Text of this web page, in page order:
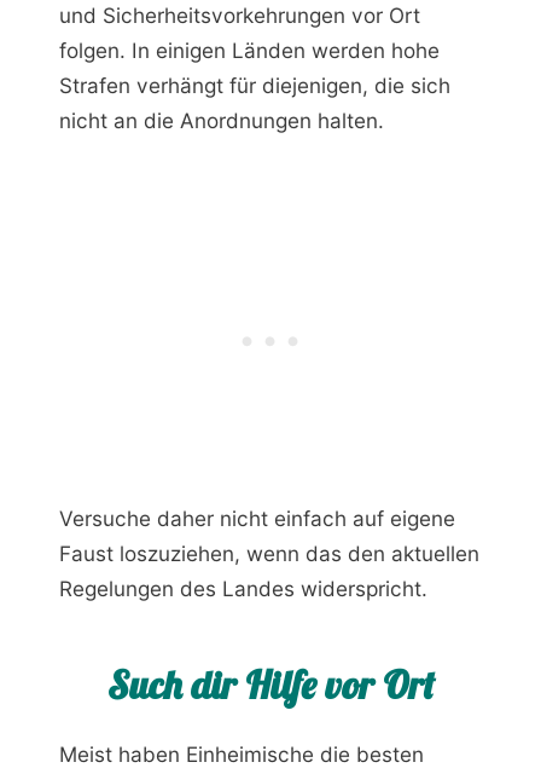
und Sicherheitsvorkehrungen vor Ort
folgen. In einigen Länden werden hohe
Strafen verhängt für diejenigen, die sich
nicht an die Anordnungen halten.
Versuche daher nicht einfach auf eigene
Faust loszuziehen, wenn das den aktuellen
Regelungen des Landes widerspricht.
Such dir Hilfe vor Ort
Meist haben Einheimische die besten